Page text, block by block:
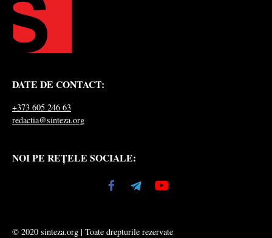
DATE DE CONTACT:
+373 605 246 63
redactia@sinteza.org
NOI PE REȚELE SOCIALE:
© 2020 sinteza.org | Toate drepturile rezervate